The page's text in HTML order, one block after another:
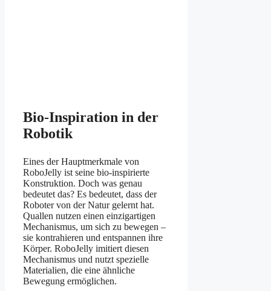
Bio-Inspiration in der
Robotik
Eines der Hauptmerkmale von
RoboJelly ist seine bio-inspirierte
Konstruktion. Doch was genau
bedeutet das? Es bedeutet, dass der
Roboter von der Natur gelernt hat.
Quallen nutzen einen einzigartigen
Mechanismus, um sich zu bewegen –
sie kontrahieren und entspannen ihre
Körper. RoboJelly imitiert diesen
Mechanismus und nutzt spezielle
Materialien, die eine ähnliche
Bewegung ermöglichen.